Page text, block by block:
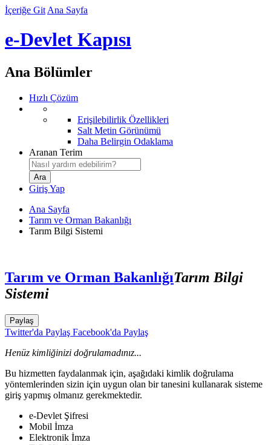
İçeriğe Git Ana Sayfa
e-Devlet Kapısı
Ana Bölümler
Hızlı Çözüm
Erişilebilirlik Özellikleri
Salt Metin Görünümü
Daha Belirgin Odaklama
Aranan Terim
Giriş Yap
Ana Sayfa
Tarım ve Orman Bakanlığı
Tarım Bilgi Sistemi
Tarım ve Orman BakanlığıTarım Bilgi
Sistemi
Paylaş
Twitter'da Paylaş Facebook'da Paylaş
Henüz kimliğinizi doğrulamadınız...
Bu hizmetten faydalanmak için, aşağıdaki kimlik doğrulama
yöntemlerinden sizin için uygun olan bir tanesini kullanarak sisteme
giriş yapmış olmanız gerekmektedir.
e-Devlet Şifresi
Mobil İmza
Elektronik İmza